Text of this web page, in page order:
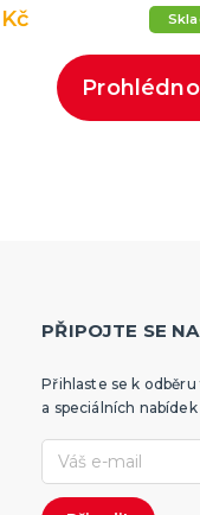
PŘIPOJTE SE
Přihlaste se k
a speciálních nabídek